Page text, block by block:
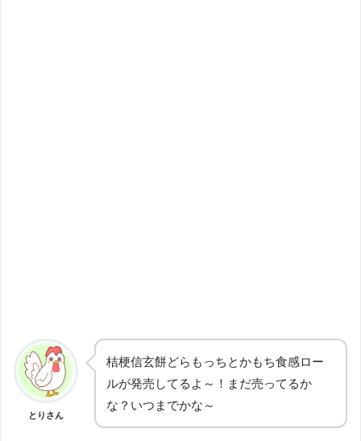
とりさん
桔梗信玄餅どらもっちとかもち食感ロー
ルが発売してるよ～！まだ売ってるか
な？いつまでかな～